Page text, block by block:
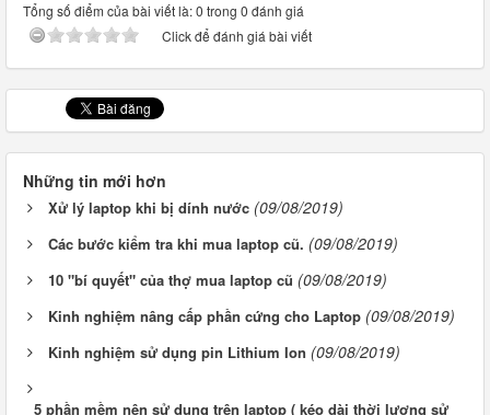
Tổng số điểm của bài viết là: 0 trong 0 đánh giá
Click để đánh giá bài viết
Những tin mới hơn
Xử lý laptop khi bị dính nước (09/08/2019)
Các bước kiểm tra khi mua laptop cũ. (09/08/2019)
10 "bí quyết" của thợ mua laptop cũ (09/08/2019)
Kinh nghiệm nâng cấp phần cứng cho Laptop (09/08/2019)
Kinh nghiệm sử dụng pin Lithium Ion (09/08/2019)
5 phần mềm nên sử dụng trên laptop ( kéo dài thời lượng sử